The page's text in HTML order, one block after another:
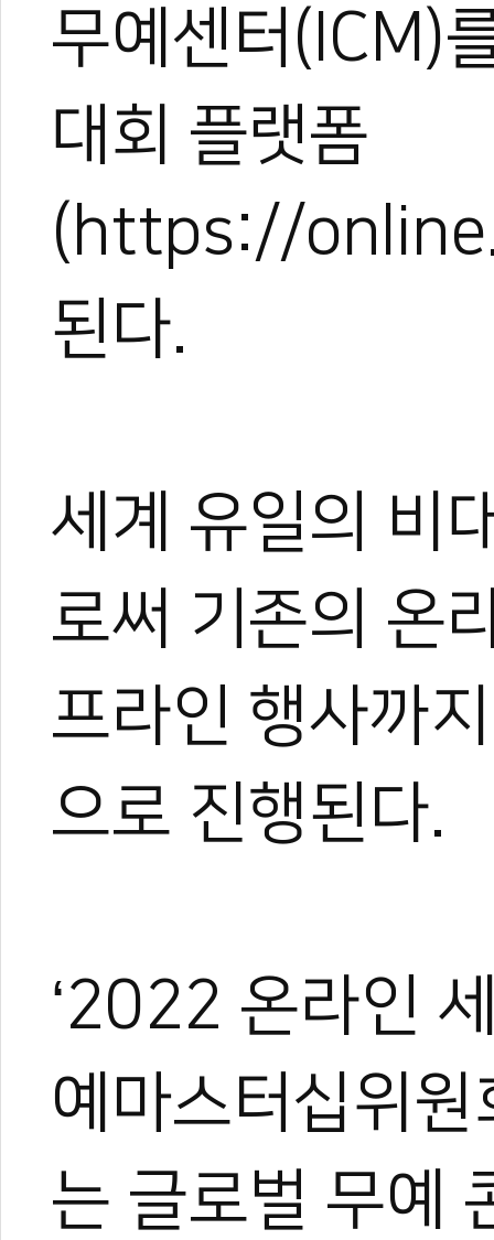
무예센터(ICM)
대회 플랫폼
(https://
된다.
세계 유일의 비
로써 기존의 온
프라인 행사까
으로 진행된다.
‘2022 온라인
예마스터십위
는 글로벌 무예